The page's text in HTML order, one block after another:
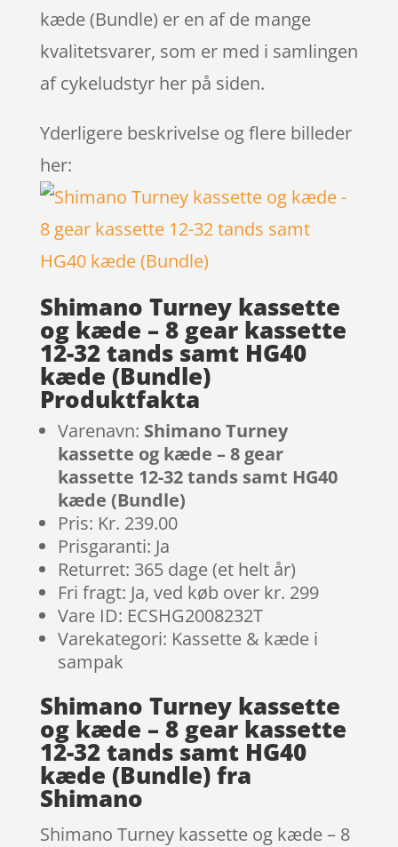
kæde (Bundle) er en af de mange
kvalitetsvarer, som er med i samlingen
af cykeludstyr her på siden.
Yderligere beskrivelse og flere billeder
her:
Shimano Turney kassette
og kæde – 8 gear kassette
12-32 tands samt HG40
kæde (Bundle)
Produktfakta
Varenavn: Shimano Turney
kassette og kæde – 8 gear
kassette 12-32 tands samt HG40
kæde (Bundle)
Pris: Kr. 239.00
Prisgaranti: Ja
Returret: 365 dage (et helt år)
Fri fragt: Ja, ved køb over kr. 299
Vare ID: ECSHG2008232T
Varekategori: Kassette & kæde i
sampak
Shimano Turney kassette
og kæde – 8 gear kassette
12-32 tands samt HG40
kæde (Bundle) fra
Shimano
Shimano Turney kassette og kæde – 8